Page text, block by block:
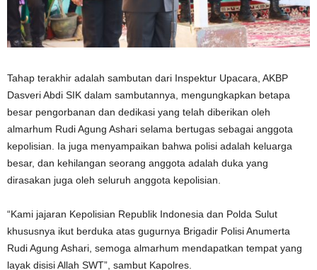
Tahap terakhir adalah sambutan dari Inspektur Upacara, AKBP
Dasveri Abdi SIK dalam sambutannya, mengungkapkan betapa
besar pengorbanan dan dedikasi yang telah diberikan oleh
almarhum Rudi Agung Ashari selama bertugas sebagai anggota
kepolisian. Ia juga menyampaikan bahwa polisi adalah keluarga
besar, dan kehilangan seorang anggota adalah duka yang
dirasakan juga oleh seluruh anggota kepolisian.
“Kami jajaran Kepolisian Republik Indonesia dan Polda Sulut
khususnya ikut berduka atas gugurnya Brigadir Polisi Anumerta
Rudi Agung Ashari, semoga almarhum mendapatkan tempat yang
layak disisi Allah SWT”, sambut Kapolres.